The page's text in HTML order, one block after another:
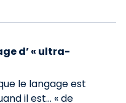
d’ « ultra-
le langage est
il est… « de